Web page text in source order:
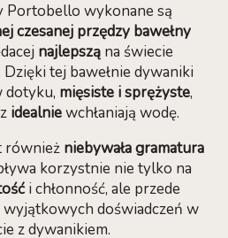
Portobello wykonane są
czesanej przędzy bawełny
najlepszą na świecie
tej bawełnie dywaniki
mięsiste i sprężyste,
idealniewchłaniają wodę.
również niebywała gramatura
korzystnie nie tylko na
i chłonność, ale przede
doświadczeń w
z dywanikiem.